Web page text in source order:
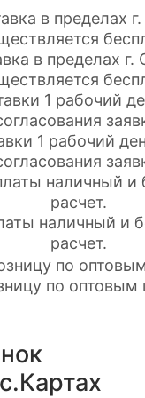
в пределах г.
1 рабочий
наличный и
расчет.
по оптовым